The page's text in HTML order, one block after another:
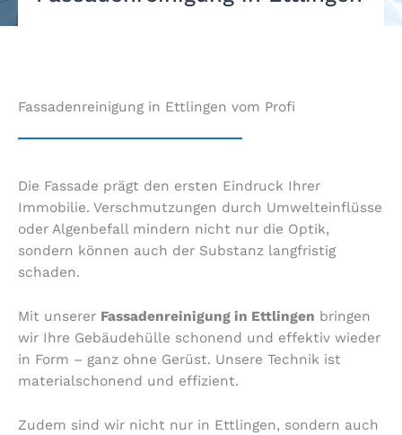
Fassadenreinigung in Ettlingen vom Profi
Die Fassade prägt den ersten Eindruck Ihrer
Immobilie. Verschmutzungen durch Umwelteinflüsse
oder Algenbefall mindern nicht nur die Optik,
sondern können auch der Substanz langfristig
schaden.
Mit unserer Fassadenreinigung in Ettlingen bringen
wir Ihre Gebäudehülle schonend und effektiv wieder
in Form – ganz ohne Gerüst. Unsere Technik ist
materialschonend und effizient.
Zudem sind wir nicht nur in Ettlingen, sondern auch